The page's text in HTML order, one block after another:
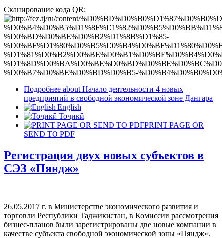
Сканирование кода QR:
Подробнее about Начало деятельности 4 новых
предприятий в свободной экономической зоне Дангара
English
Тоҷикӣ
PRINT PAGE OR
SEND TO PDF
Регистрация двух новых субъектов в
СЭЗ «Пяндж»
26.05.2017 г. в Министерстве экономического развития и
торговли Республики Таджикистан, в Комиссии рассмотрения
бизнес-планов были зарегистрированы две новые компании в
качестве субъекта свободной экономической зоны «Пяндж».